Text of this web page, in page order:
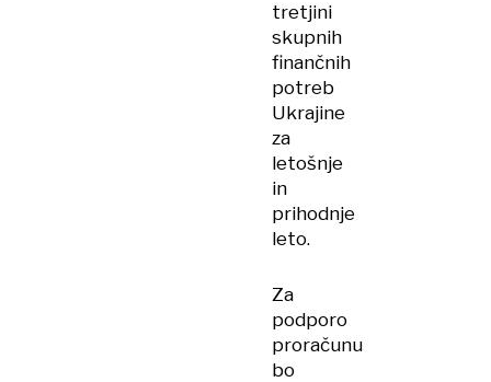
tretjini
skupnih
finančnih
potreb
Ukrajine
za
letošnje
in
prihodnje
leto.
Za
podporo
proračunu
bo